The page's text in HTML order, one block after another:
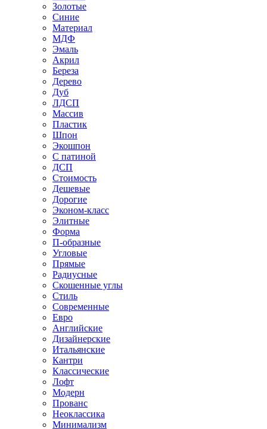
Золотые
Синие
Материал
МДФ
Эмаль
Акрил
Береза
Дерево
Дуб
ЛДСП
Массив
Пластик
Шпон
Экошпон
С патиной
ДСП
Стоимость
Дешевые
Дорогие
Эконом-класс
Элитные
Форма
П-образные
Угловые
Прямые
Радиусные
Скошенные углы
Стиль
Современные
Евро
Английские
Дизайнерские
Итальянские
Кантри
Классические
Лофт
Модерн
Прованс
Неоклассика
Минимализм